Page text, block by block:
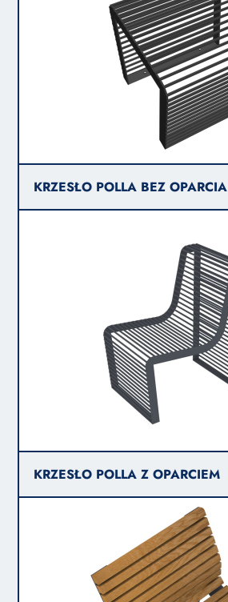
KRZESŁO POLLA BEZ OPARCIA
KRZESŁO POLLA Z OPARCIEM